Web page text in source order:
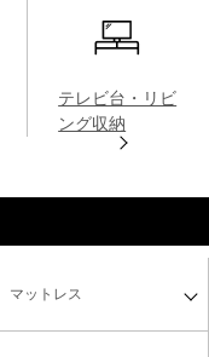
テレビ台・リビ
ング収納
マットレス